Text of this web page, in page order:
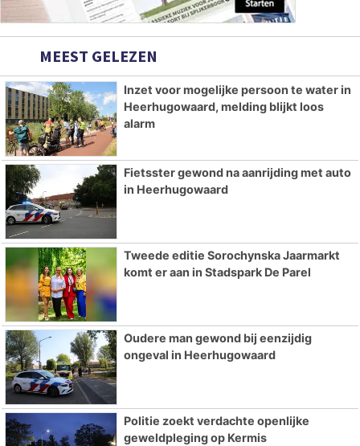
MEEST GELEZEN
Inzet voor mogelijke persoon te water in
Heerhugowaard, melding blijkt loos
alarm
Fietsster gewond na aanrijding met auto
in Heerhugowaard
Tweede editie Sorochynska Jaarmarkt
komt er aan in Stadspark De Parel
Oudere man gewond bij eenzijdig
ongeval in Heerhugowaard
Politie zoekt verdachte openlijke
geweldpleging op Kermis